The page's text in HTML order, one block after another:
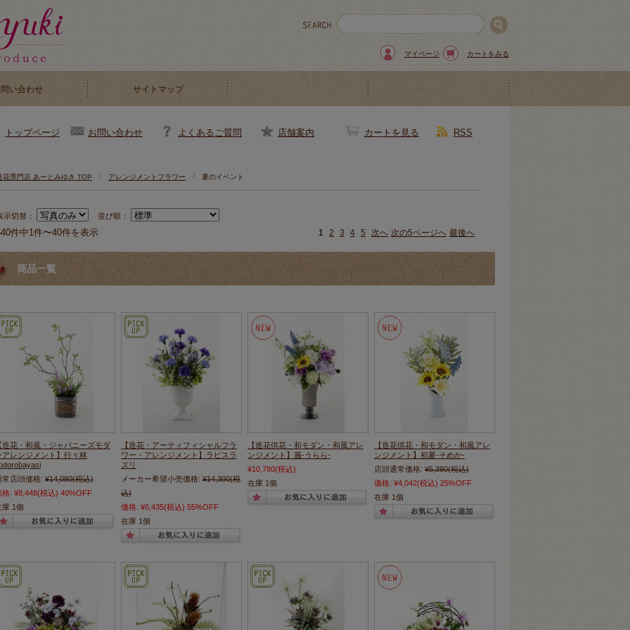
マイページ カートをみる
い合わせ サイトマップ
トップページ お問い合わせ よくあるご質問 店舗案内 カートを見る RSS
花専門店 あーとみゆき TOP アレンジメントフラワー 夏のイベント
示切替： 並び順：
件中1件〜40件を表示 1 2 3 4 5 次へ 次の5ページへ 最後へ
商品一覧
造花・和風・ジャパニーズモダ
アレンジメント】行々林
常店頭価格: ¥14,080(税込)
格: ¥8,448(税込) 40%OFF
庫 1個
【造花・アーティフィシャルフラ
ワー・アレンジメント】ラピスラ
ズリ
メーカー希望小売価格: ¥14,300(税
込)
価格: ¥6,435(税込) 55%OFF
在庫 1個
【造花供花・和モダン・和風アレ
ンジメント】麗-うらら-
¥10,780(税込)
在庫 1個
【造花供花・和モダン・和風アレ
ンジメント】初夏-そめか-
店頭通常価格: ¥5,390(税込)
価格: ¥4,042(税込) 25%OFF
在庫 1個